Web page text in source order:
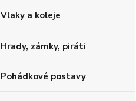
Vlaky a koleje
Hrady, zámky, piráti
Pohádkové postavy